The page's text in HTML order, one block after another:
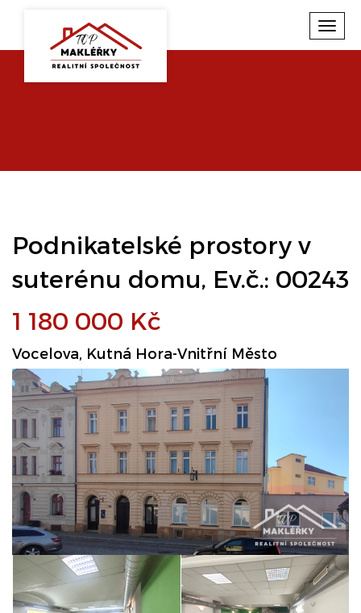
Podnikatelské prostory v
suterénu domu, Ev.č.: 00243
1 180 000 Kč
Vocelova, Kutná Hora-Vnitřní Město